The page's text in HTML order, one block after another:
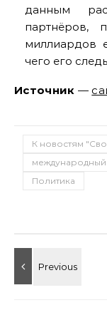
данным
партнёров,
миллиардов
чего его
Источник —
К новостям
Политика